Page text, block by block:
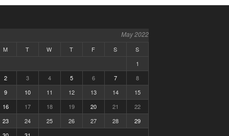
May 2022
M T W T F S
S
1
2
3 4 5 6 7
8
9
10 11 12 13 14
15
16
17 18 19 20 21
22
23
24 25 26 27 28
29